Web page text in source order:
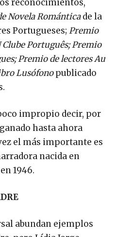
reconocimientos,
Novela Románticade la
Portugueses; Premio
Clube Português; Premio
Premio de lectores Au
Lusófonopublicado
impropio decir, por
hasta ahora
el más importante es
nacida en
1946.
abundan ejemplos